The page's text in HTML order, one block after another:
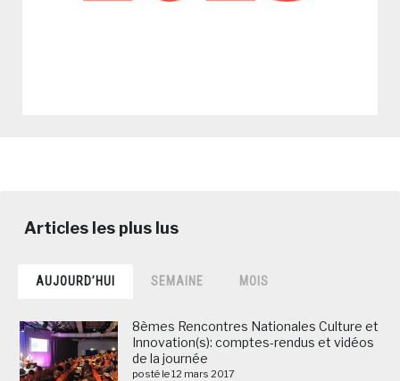
AUJOURD’HUI SEMAINE MOIS
8èmes Rencontres Nationales Culture et
Innovation(s): comptes-rendus et vidéos
de la journée
posté le 12 mars 2017